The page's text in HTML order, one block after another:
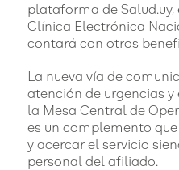
plataforma de
Clínica Electrónica
contará con otros
La nueva vía de
atención de urgencias y
la Mesa Central de
es un complemento
y acercar el servicio
personal del afiliado.